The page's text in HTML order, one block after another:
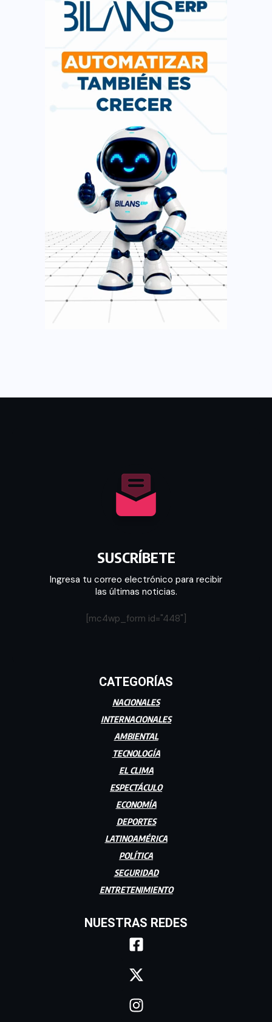
SUSCRÍBETE
Ingresa tu correo electrónico para recibir
las últimas noticias.
[mc4wp_form id="448"]
CATEGORÍAS
NACIONALES
INTERNACIONALES
AMBIENTAL
TECNOLOGÍA
EL CLIMA
ESPECTÁCULO
ECONOMÍA
DEPORTES
LATINOAMÉRICA
POLÍTICA
SEGURIDAD
ENTRETENIMIENTO
NUESTRAS REDES